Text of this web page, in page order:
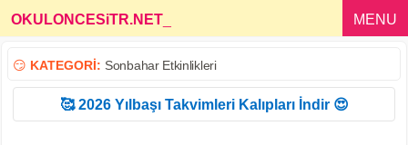
OKULONCESiTR.NET MENU
😏 KATEGORİ: Sonbahar Etkinlikleri
🥰 2026 Yılbaşı Takvimleri Kalıpları İndir 😍